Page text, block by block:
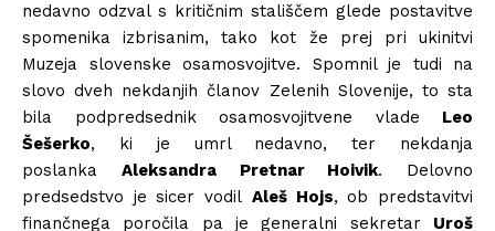
nedavno odzval s kritičnim stališčem glede postavitve
spomenika izbrisanim, tako kot že prej pri ukinitvi
Muzeja slovenske osamosvojitve. Spomnil je tudi na
slovo dveh nekdanjih članov Zelenih Slovenije, to sta
bila podpredsednik osamosvojitvene vlade Leo
Šešerko, ki je umrl nedavno, ter nekdanja
poslanka Aleksandra Pretnar Hoivik. Delovno
predsedstvo je sicer vodil Aleš Hojs, ob predstavitvi
finančnega poročila pa je generalni sekretar Uroš